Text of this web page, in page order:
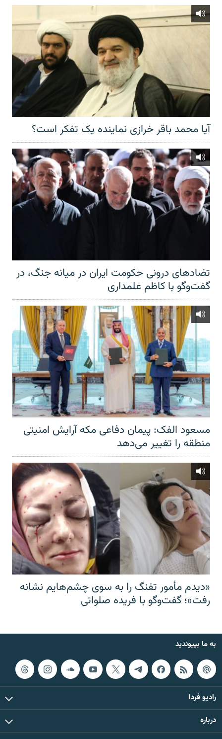
آیا محمد باقر خرازی نماینده یک تفکر است؟
تضادهای درونی حکومت ایران در میانه جنگ، در
گفت‌‌وگو با کاظم علمداری
مسعود الفک: پیمان دفاعی مکه آرایش امنیتی
منطقه را تغییر می‌دهد
«دیدم مأمور تفنگ را به سوی چشم‌هایم نشانه
رفت»؛ گفت‌و‌گو با فریده صلواتی
به ما بپیوندید
رادیو فردا
درباره